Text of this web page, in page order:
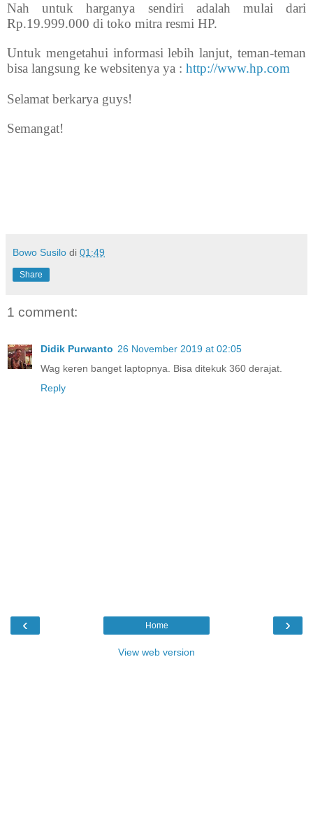
Nah untuk harganya sendiri adalah mulai dari
Rp.19.999.000 di toko mitra resmi HP.
Untuk mengetahui informasi lebih lanjut, teman-teman
bisa langsung ke websitenya ya : http://www.hp.com
Selamat berkarya guys!
Semangat!
Bowo Susilo di 01:49
Share
1 comment:
Didik Purwanto 26 November 2019 at 02:05
Wag keren banget laptopnya. Bisa ditekuk 360 derajat.
Reply
‹ ›
Home
View web version